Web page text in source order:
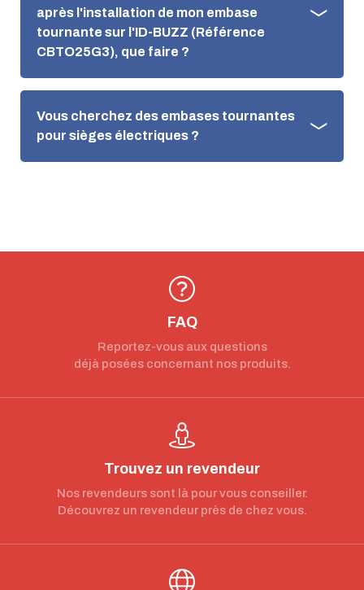
après l'installation de mon embase
tournante sur l'ID-BUZZ (Référence
CBTO25G3), que faire ?
Vous cherchez des embases tournantes
pour sièges électriques ?
FAQ
Reportez-vous aux questions
déjà posées concernant nos produits.
Trouvez un revendeur
Nos revendeurs sont là pour vous conseiller.
Découvrez un revendeur près de chez vous.